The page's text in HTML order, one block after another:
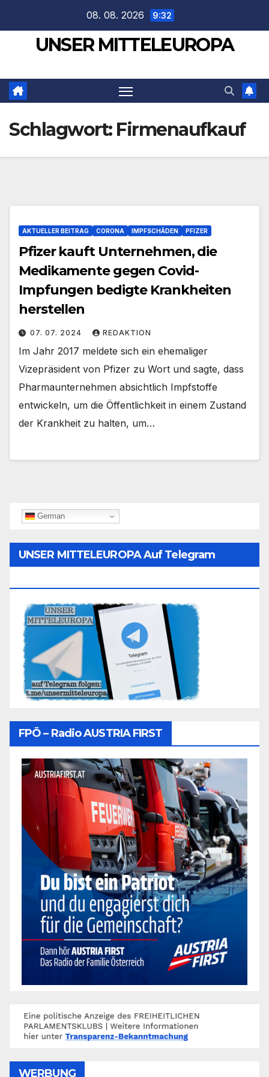
springen
08. 08. 2026 9:32
UNSER MITTELEUROPA
Schlagwort: Firmenaufkauf
AKTUELLER BEITRAG CORONA IMPFSCHÄDEN PFIZER
Pfizer kauft Unternehmen, die
Medikamente gegen Covid-
Impfungen bedigte Krankheiten
herstellen
07. 07. 2024 REDAKTION
Im Jahr 2017 meldete sich ein ehemaliger
Vizepräsident von Pfizer zu Wort und sagte, dass
Pharmaunternehmen absichtlich Impfstoffe
entwickeln, um die Öffentlichkeit in einem Zustand
der Krankheit zu halten, um…
German
UNSER MITTELEUROPA Auf Telegram
FPÖ – Radio AUSTRIA FIRST
WERBUNG